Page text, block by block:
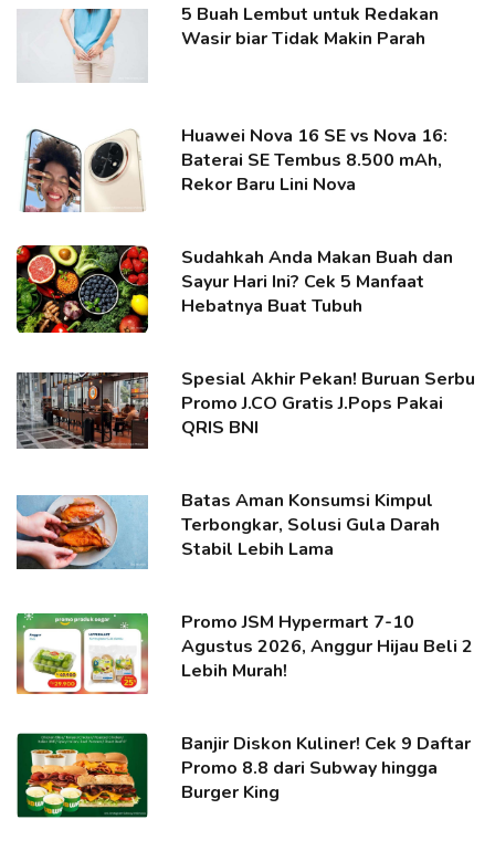
5 Buah Lembut untuk Redakan
Wasir biar Tidak Makin Parah
Huawei Nova 16 SE vs Nova 16:
Baterai SE Tembus 8.500 mAh,
Rekor Baru Lini Nova
Sudahkah Anda Makan Buah dan
Sayur Hari Ini? Cek 5 Manfaat
Hebatnya Buat Tubuh
Spesial Akhir Pekan! Buruan Serbu
Promo J.CO Gratis J.Pops Pakai
QRIS BNI
Batas Aman Konsumsi Kimpul
Terbongkar, Solusi Gula Darah
Stabil Lebih Lama
Promo JSM Hypermart 7-10
Agustus 2026, Anggur Hijau Beli 2
Lebih Murah!
Banjir Diskon Kuliner! Cek 9 Daftar
Promo 8.8 dari Subway hingga
Burger King